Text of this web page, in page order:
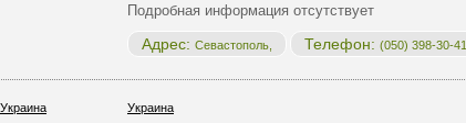
Подробная информация отсутствует
Адрес: Севастополь, Телефон: (050) 398-30-41
Украина